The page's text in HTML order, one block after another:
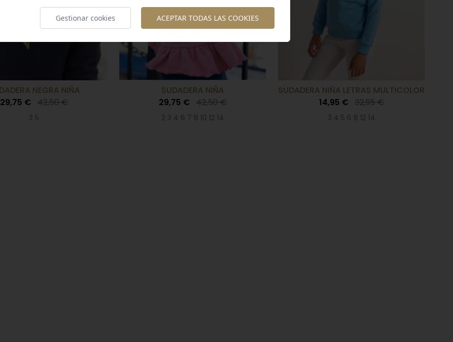
NEGRA NIÑA
29,75 € 42,50 €
3 5
SUDADERA NIÑA
29,75 € 42,50 €
2 3 4 6 7 8 10 12 14
SUDADERA NIÑA LETRAS MULTICOLOR
14,95 € 32,95 €
3 4 5 6 8 12 14
Gestionar cookies ACEPTAR TODAS LAS COOKIES